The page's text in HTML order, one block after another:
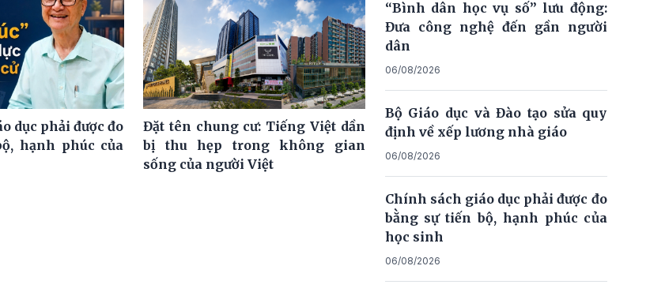
dục phải được đo
hạnh phúc của
Đặt tên chung cư: Tiếng Việt dần
bị thu hẹp trong không gian
sống của người Việt
“Bình dân học vụ số” lưu động:
Đưa công nghệ đến gần người
dân
06/08/2026
Bộ Giáo dục và Đào tạo sửa quy
định về xếp lương nhà giáo
06/08/2026
Chính sách giáo dục phải được đo
bằng sự tiến bộ, hạnh phúc của
học sinh
06/08/2026